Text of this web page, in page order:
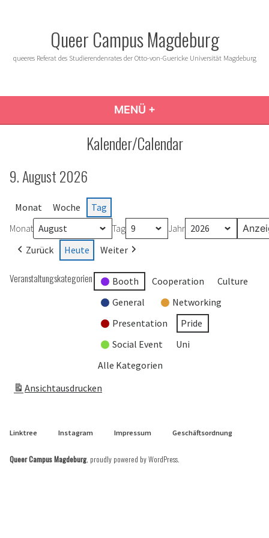
Queer Campus Magdeburg
queeres Referat des Studierendenrates der Otto-von-Guericke Universität Magdeburg
MENÜ +
Kalender/Calendar
9. August 2026
Monat Woche Tag
Monat Tag Jahr
Zurück Heute Weiter
Veranstaltungskategorien Booth Cooperation
Culture
General
Networking
Presentation
Pride
Social Event
Uni
Alle Kategorien
Ansichtausdrucken
Linktree Instagram Impressum Geschäftsordnung
Queer Campus Magdeburg, proudly powered by WordPress.